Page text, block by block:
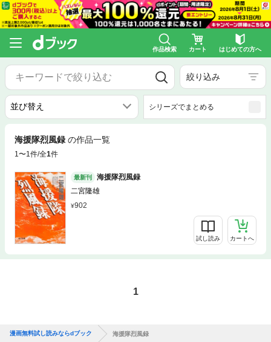
作品検索 カート はじめての方へ
絞り込み
シリーズでまとめる
海援隊烈風録 の作品一覧
1〜1件/全1件
最新刊
海援隊烈風録
二宮隆雄
902
試し読み カートへ
1
漫画無料試し読みならdブック 海援隊烈風録